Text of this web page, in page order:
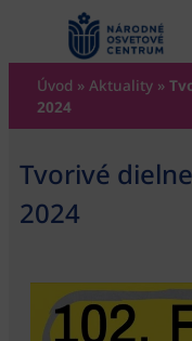
content
Úvod » Aktuality »
2024
Tvorivé
2024